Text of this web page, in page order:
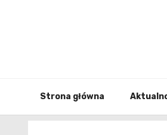
Strona główna